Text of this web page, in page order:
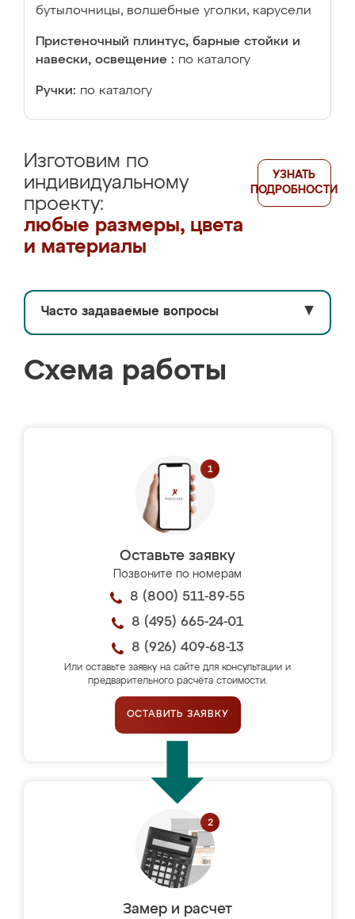
бутылочницы, волшебные уголки, карусели
Пристеночный плинтус, барные стойки и
навески, освещение : по каталогу
Ручки: по каталогу
Изготовим по
индивидуальному
проекту:
любые размеры, цвета
и материалы
УЗНАТЬ
ПОДРОБНОСТИ
Часто задаваемые вопросы ▼
Схема работы
Оставьте заявку
Позвоните по номерам
8 (800) 511-89-55
8 (495) 665-24-01
8 (926) 409-68-13
Или оставьте заявку на сайте для консультации и
предварительного расчёта стоимости.
ОСТАВИТЬ ЗАЯВКУ
Замер и расчет